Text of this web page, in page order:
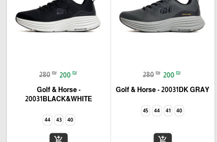
280 ₪ 200 ₪
Golf & Horse - 20031DK GRAY
40
41
44
45
280 ₪ 200 ₪
Golf & Horse -
20031BLACK&WHITE
40
43
44